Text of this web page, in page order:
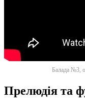
Балада №3,
Прелюдiя та